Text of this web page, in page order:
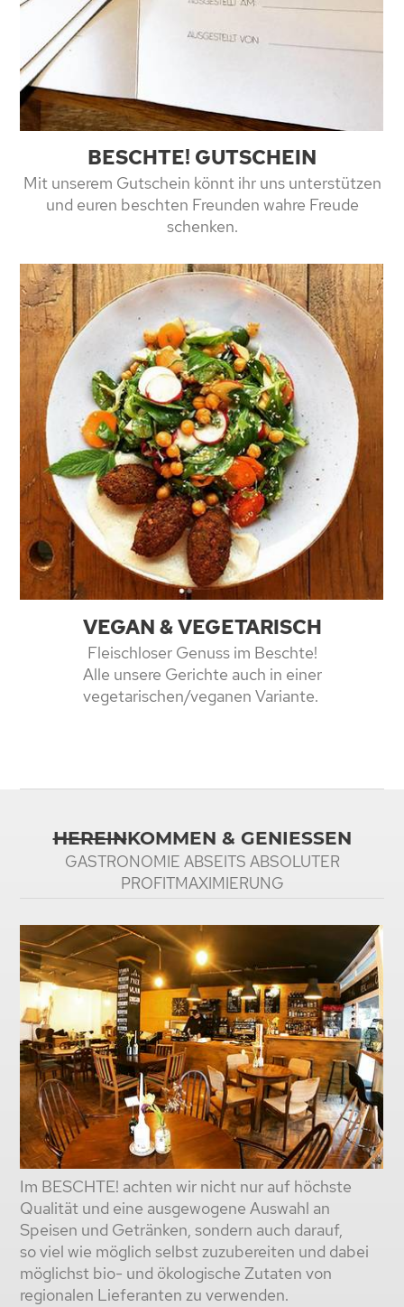
BESCHTE! GUTSCHEIN
Mit unserem Gutschein könnt ihr uns unterstützen
und euren beschten Freunden wahre Freude
schenken.
VEGAN & VEGETARISCH
Fleischloser Genuss im Beschte!
Alle unsere Gerichte auch in einer
vegetarischen/veganen Variante.
HEREINKOMMEN & GENIESSEN
GASTRONOMIE ABSEITS ABSOLUTER
PROFITMAXIMIERUNG
Im BESCHTE! achten wir nicht nur auf höchste
Qualität und eine ausgewogene Auswahl an
Speisen und Getränken, sondern auch darauf,
so viel wie möglich selbst zuzubereiten und dabei
möglichst bio- und ökologische Zutaten von
regionalen Lieferanten zu verwenden.